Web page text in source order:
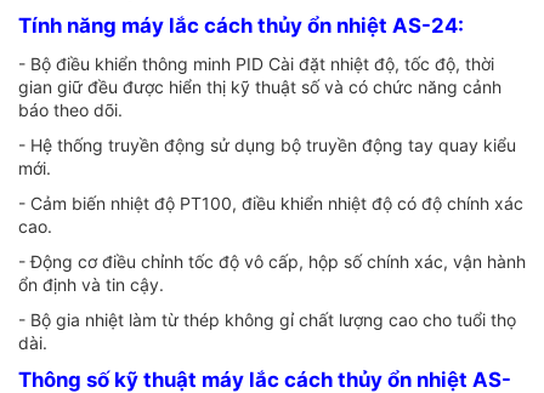
Tính năng máy lắc cách thủy ổn nhiệt AS-24:
- Bộ điều khiển thông minh PID Cài đặt nhiệt độ, tốc độ, thời
gian giữ đều được hiển thị kỹ thuật số và có chức năng cảnh
báo theo dõi.
- Hệ thống truyền động sử dụng bộ truyền động tay quay kiểu
mới.
- Cảm biến nhiệt độ PT100, điều khiển nhiệt độ có độ chính xác
cao.
- Động cơ điều chỉnh tốc độ vô cấp, hộp số chính xác, vận hành
ổn định và tin cậy.
- Bộ gia nhiệt làm từ thép không gỉ chất lượng cao cho tuổi thọ
dài.
Thông số kỹ thuật máy lắc cách thủy ổn nhiệt AS-